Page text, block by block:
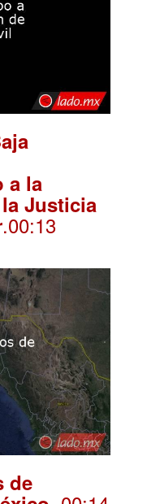
a la
Justicia
.00:13
de